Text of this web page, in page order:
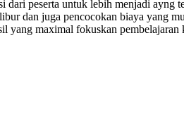
dari peserta untuk lebih menjadi
dan juga pencocokan biaya yang
yang maximal fokuskan